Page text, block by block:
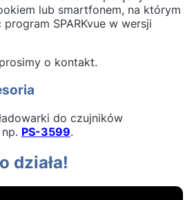
lub smartfonem, na którym
SPARKvue w wersji
o kontakt.
do czujników
PS-3599.
działa!